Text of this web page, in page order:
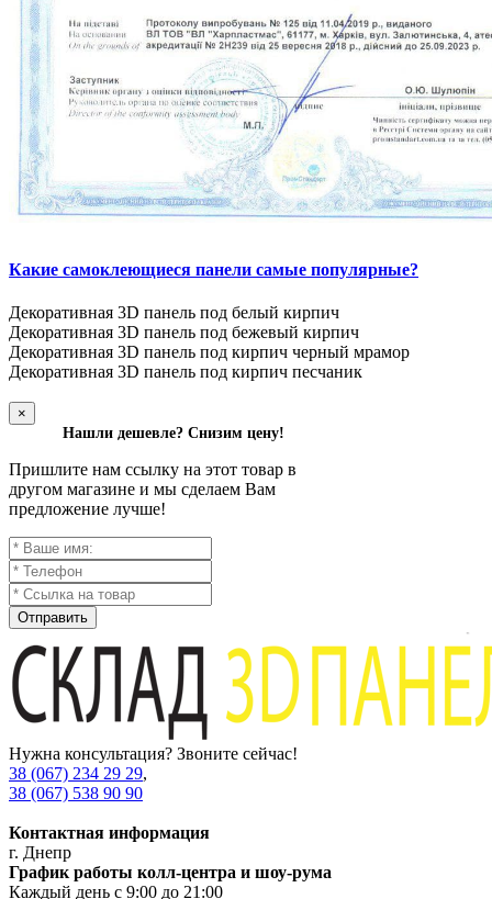
Какие самоклеющиеся панели самые популярные?
Декоративная 3D панель под белый кирпич
Декоративная 3D панель под бежевый кирпич
Декоративная 3D панель под кирпич черный мрамор
Декоративная 3D панель под кирпич песчаник
×
Нашли дешевле? Снизим цену!
Пришлите нам ссылку на этот товар в
другом магазине и мы сделаем Вам
предложение лучше!
Отправить
Нужна консультация? Звоните сейчас!
38 (067) 234 29 29,
38 (067) 538 90 90
Контактная информация
г. Днепр
График работы колл-центра и шоу-рума
Каждый день с 9:00 до 21:00